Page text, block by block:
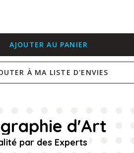
AJOUTER AU PANIER
À MA LISTE D'ENVIES
d'Art
par des Experts